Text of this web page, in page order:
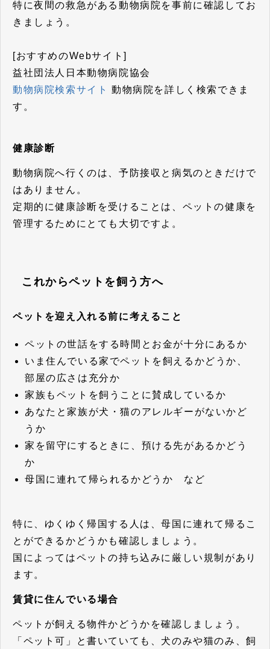
特に夜間の救急がある動物病院を事前に確認してお
きましょう。
[おすすめのWebサイト]
益社団法人日本動物病院協会
動物病院検索サイト
動物病院を詳しく検索できま
す。
健康診断
動物病院へ行くのは、予防接収と病気のときだけで
はありません。
定期的に健康診断を受けることは、ペットの健康を
管理するためにとても大切ですよ。
これからペットを飼う方へ
ペットを迎え入れる前に考えること
ペットの世話をする時間とお金が十分にあるか
いま住んでいる家でペットを飼えるかどうか、
部屋の広さは充分か
家族もペットを飼うことに賛成しているか
あなたと家族が犬・猫のアレルギーがないかど
うか
家を留守にするときに、預ける先があるかどう
か
母国に連れて帰られるかどうか など
特に、ゆくゆく帰国する人は、母国に連れて帰るこ
とができるかどうかも確認しましょう。
国によってはペットの持ち込みに厳しい規制があり
ます。
賃貸に住んでいる場合
ペットが飼える物件かどうかを確認しましょう。
「ペット可」と書いていても、犬のみや猫のみ、飼